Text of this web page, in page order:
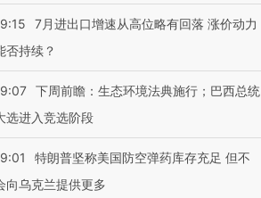
7月进出口增速从高位略有回落 涨价动力
否持续？
下周前瞻：生态环境法典施行；巴西总统
选进入竞选阶段
特朗普坚称美国防空弹药库存充足 但不
向乌克兰提供更多